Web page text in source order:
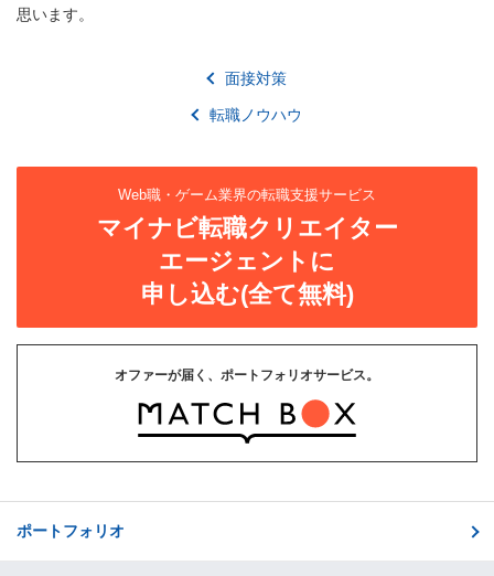
思います。
面接対策
転職ノウハウ
Web職・ゲーム業界の転職支援サービス
マイナビ転職クリエイター
エージェントに
申し込む(全て無料)
オファーが届く、ポートフォリオサービス。
ポートフォリオ